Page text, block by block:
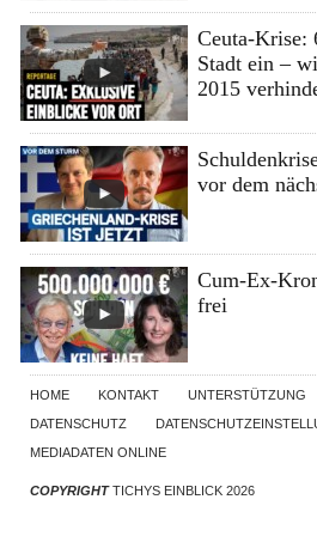
Ceuta-Krise:
Stadt ein –
2015
vor dem
Cum-Ex-
frei
HOME KONTAKT UNTERSTÜTZUNG
DATENSCHUTZ
MEDIADATEN ONLINE
COPYRIGHTTICHYS EINBLICK 2026